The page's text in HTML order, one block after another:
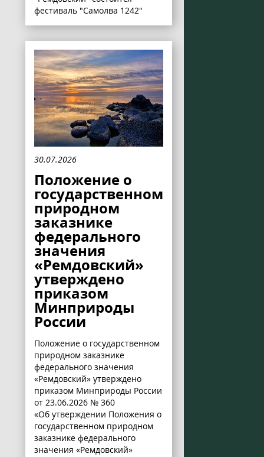
фестиваль "Самолва 1242"
30.07.2026
Положение о
государственном
природном
заказнике
федерального
значения
«Ремдовский»
утверждено
приказом
Минприроды
России
Положение о государственном
природном заказнике
федерального значения
«Ремдовский» утверждено
приказом Минприроды России
от 23.06.2026 № 360
«Об утверждении Положения о
государственном природном
заказнике федерального
значения «Ремдовский»